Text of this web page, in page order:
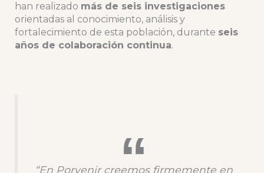
han realizado más de seis investigaciones
orientadas al conocimiento, análisis y
fortalecimiento de esta población, durante seis
años de colaboración continua.
“En Porvenir creemos firmemente en